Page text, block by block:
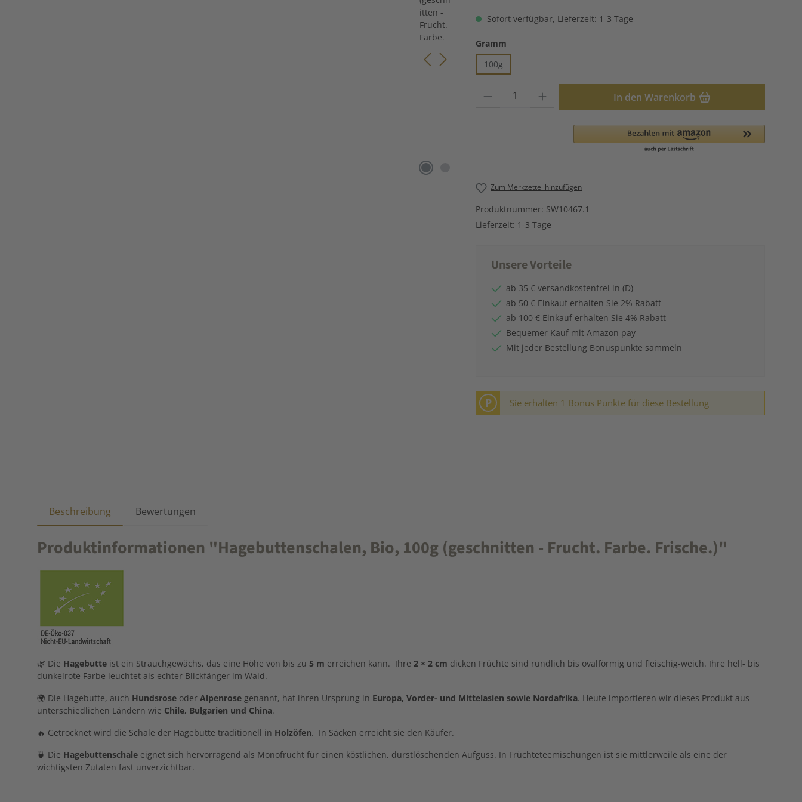
Sofort verfügbar, Lieferzeit: 1-3 Tage
Gramm
100g
Produkt Anzahl: Gib den gewünschten Wert ein oder benutze die Schaltflächen
In den Warenkorb
Zum Merkzettel hinzufügen
Produktnummer: SW10467.1
Lieferzeit: 1-3 Tage
Unsere Vorteile
ab 35 € versandkostenfrei in (D)
ab 50 € Einkauf erhalten Sie 2% Rabatt
ab 100 € Einkauf erhalten Sie 4% Rabatt
Bequemer Kauf mit Amazon pay
Mit jeder Bestellung Bonuspunkte sammeln
P Sie erhalten 1 Bonus Punkte für diese Bestellung
Beschreibung Bewertungen
Produktinformationen "Hagebuttenschalen, Bio, 100g (geschnitten - Frucht. Farbe. Frische.)"
🌿 Die Hagebutte ist ein Strauchgewächs, das eine Höhe von bis zu 5 m erreichen kann. Ihre 2 × 2 cm dicken Früchte sind rundlich bis ovalförmig und fleischig-weich. Ihre hell- bis
dunkelrote Farbe leuchtet als echter Blickfänger im Wald.
🌍 Die Hagebutte, auch Hundsrose oder Alpenrose genannt, hat ihren Ursprung in Europa, Vorder- und Mittelasien sowie Nordafrika. Heute importieren wir dieses Produkt aus
unterschiedlichen Ländern wie Chile, Bulgarien und China.
🔥 Getrocknet wird die Schale der Hagebutte traditionell in Holzöfen. In Säcken erreicht sie den Käufer.
🍵 Die Hagebuttenschale eignet sich hervorragend als Monofrucht für einen köstlichen, durstlöschenden Aufguss. In Früchteteemischungen ist sie mittlerweile als eine der
wichtigsten Zutaten fast unverzichtbar.